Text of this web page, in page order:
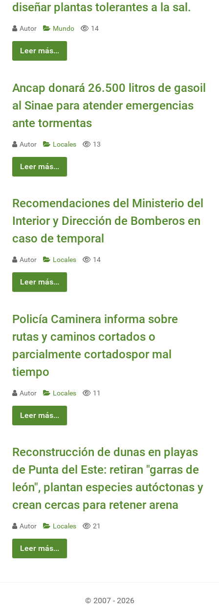
diseñar plantas tolerantes a la sal.
Autor Mundo 14
Leer más...
Ancap donará 26.500 litros de gasoil
al Sinae para atender emergencias
ante tormentas
Autor Locales 13
Leer más...
Recomendaciones del Ministerio del
Interior y Dirección de Bomberos en
caso de temporal
Autor Locales 14
Leer más...
Policía Caminera informa sobre
rutas y caminos cortados o
parcialmente cortadospor mal
tiempo
Autor Locales 11
Leer más...
Reconstrucción de dunas en playas
de Punta del Este: retiran "garras de
león", plantan especies autóctonas y
crean cercas para retener arena
Autor Locales 21
Leer más...
© 2007 - 2026